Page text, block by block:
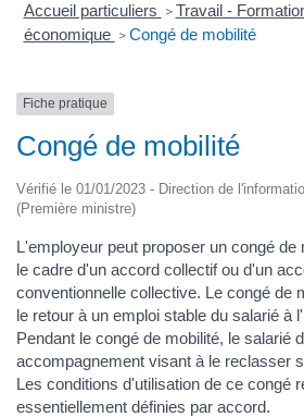
Accueil particuliers > Travail -
économique > Congé de mobilité
Fiche pratique
Congé de mobilité
Vérifié le 01/01/2023 - Direction de
(Première ministre)
L'employeur peut proposer un congé de
le cadre d'un accord collectif ou d'un
conventionnelle collective. Le congé de
le retour à un emploi stable du salarié à
Pendant le congé de mobilité, le salarié
accompagnement visant à le reclasser
Les conditions d'utilisation de ce congé
essentiellement définies par accord.